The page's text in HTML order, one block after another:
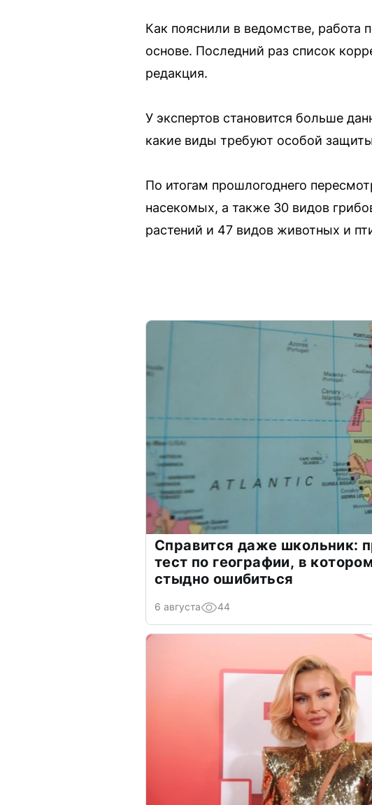
Как пояснили в ведомстве, работа
основе. Последний раз список
редакция.
У экспертов становится больше
какие виды требуют особой
По итогам прошлогоднего
насекомых, а также 30 видов
растений и 47 видов животных и
Справится даже школьник:
тест по географии, в
стыдно ошибиться
6 августа 44